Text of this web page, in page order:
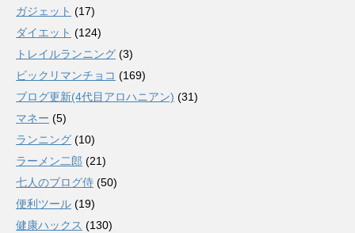
ガジェット (17)
ダイエット (124)
トレイルランニング (3)
ビックリマンチョコ (169)
ブログ更新(4代目アロハニアン) (31)
マネー (5)
ランニング (10)
ラーメン二郎 (21)
七人のブログ侍 (50)
便利ツール (19)
健康ハックス (130)